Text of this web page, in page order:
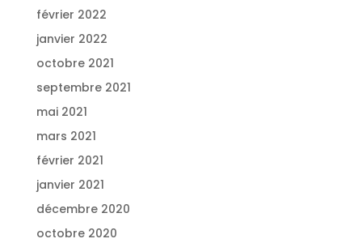
février 2022
janvier 2022
octobre 2021
septembre 2021
mai 2021
mars 2021
février 2021
janvier 2021
décembre 2020
octobre 2020